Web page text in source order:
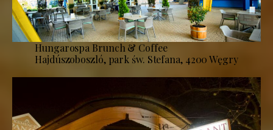
Hungarospa Brunch & Coffee
Hajdúszoboszló, park św. Stefana, 4200 Węgry